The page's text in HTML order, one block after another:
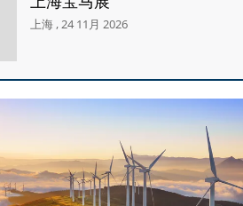
上海 , 24 11月 2026